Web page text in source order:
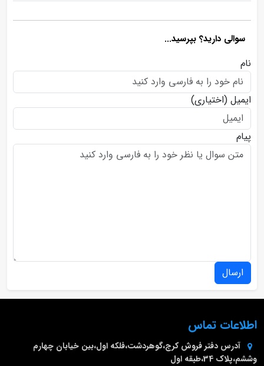
سوالی دارید؟ بپرسید...
نام
ایمیل (اختیاری)
پیام
ارسال
اطلاعات تماس
آدرس دفتر فروش کرج،گوهردشت،فلکه اول،بین خیابان چهارم
وششم،پلاک 34،طبقه اول